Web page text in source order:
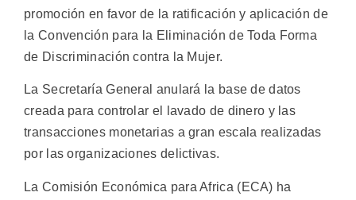
promoción en favor de la ratificación y aplicación de
la Convención para la Eliminación de Toda Forma
de Discriminación contra la Mujer.
La Secretaría General anulará la base de datos
creada para controlar el lavado de dinero y las
transacciones monetarias a gran escala realizadas
por las organizaciones delictivas.
La Comisión Económica para Africa (ECA) ha